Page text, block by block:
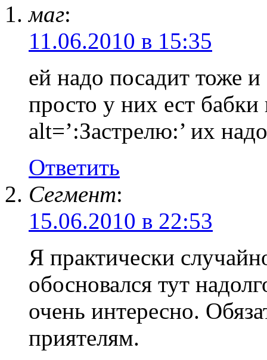
маг:
11.06.2010 в 15:35
ей надо посадит тоже
просто у них ест
alt=’:Застрелю:’ их
Ответить
Сегмент:
15.06.2010 в 22:53
Я практически
обосновался тут
очень интересно.
приятелям.